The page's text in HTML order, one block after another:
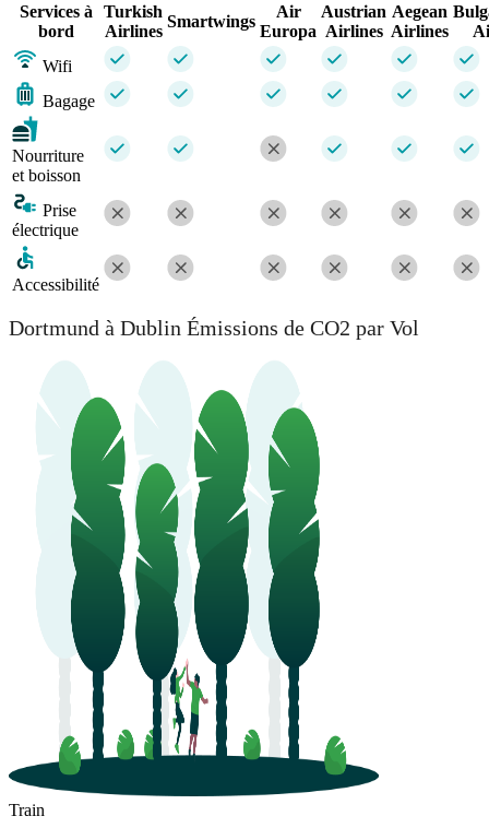
Services à
bord
Turkish
Airlines
Smartwings
Air
Europa
Austrian
Airlines
Aegean
Airlines
Wifi
Bagage
Nourriture
et boisson
Prise
électrique
Accessibilité
Dortmund à Dublin Émissions de CO2 par Vol
Train